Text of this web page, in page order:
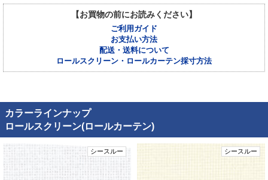
【お買物の前にお読みください】
ご利用ガイド
お支払い方法
配送・送料について
ロールスクリーン・ロールカーテン採寸方法
カラーラインナップ
ロールスクリーン(ロールカーテン)
シースルー シースルー